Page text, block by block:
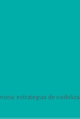
estrategias de